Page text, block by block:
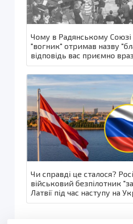
Чому в Радянському Союзі
"вогник" отримав назву
відповідь вас приємно
Чи справді це сталося?
військовий безпілотник
Латвії під час наступу на